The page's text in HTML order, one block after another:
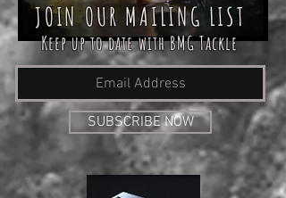
JOIN OUR MAILING LIST
Keep up to date with BMG Tackle
SUBSCRIBE NOW